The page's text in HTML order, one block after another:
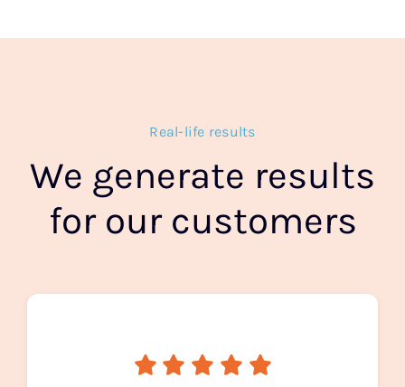
Real-life results
We generate results
for our customers